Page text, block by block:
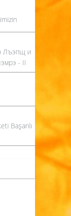
Лъэпщ и
- II
Başarılı